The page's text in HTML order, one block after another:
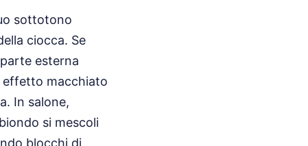
sottotono
ciocca. Se
esterna
effetto macchiato
In salone,
si mescoli
blocchi di